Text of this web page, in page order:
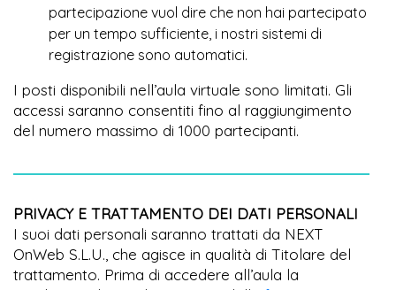
partecipazione vuol dire che non hai partecipato
per un tempo sufficiente, i nostri sistemi di
registrazione sono automatici.
I posti disponibili nell’aula virtuale sono limitati. Gli
accessi saranno consentiti fino al raggiungimento
del numero massimo di 1000 partecipanti.
PRIVACY E TRATTAMENTO DEI DATI PERSONALI
I suoi dati personali saranno trattati da NEXT
OnWeb S.L.U., che agisce in qualità di Titolare del
trattamento. Prima di accedere all’aula la